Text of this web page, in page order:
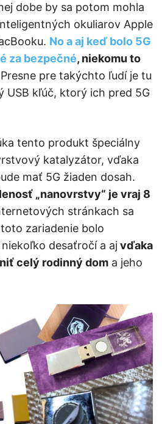
dobe by sa potom mohla
okuliarov Apple
No a aj keď bolo 5G
za bezpečné, niekomu to
pre takýchto ľudí je tu
USB kľúč, ktorý ich pred 5G
tento produkt špeciálny
katalyzátor, vďaka
mať 5G žiaden dosah.
„nanovrstvy“ je vraj 8
stránkach sa
zariadenie bolo
desaťročí a aj vďaka
celý rodinný dom a jeho